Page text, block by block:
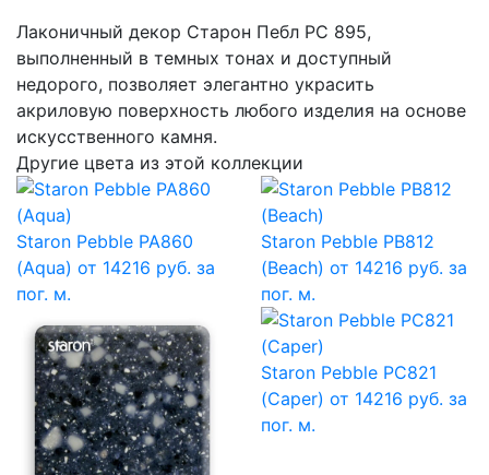
Лаконичный декор Cтарон Пебл PC 895,
выполненный в темных тонах и доступный
недорого, позволяет элегантно украсить
акриловую поверхность любого изделия на основе
искусственного камня.
Другие цвета из этой коллекции
Staron Pebble PA860
(Aqua) от 14216 руб. за
пог. м.
Staron Pebble PB812
(Beach) от 14216 руб. за
пог. м.
Staron Pebble PC821
(Caper) от 14216 руб. за
пог. м.